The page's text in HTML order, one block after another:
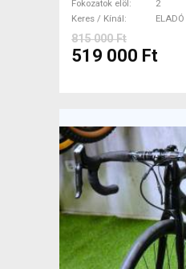
Fokozatok elöl
2
Keres / Kínál
ELADÓ
815 000 Ft
519 000 Ft